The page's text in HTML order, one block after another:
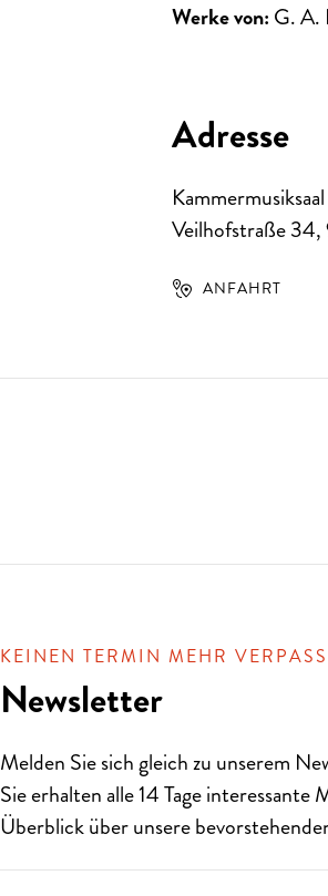
Werke von: G. A.
Adresse
Kammermusiksaal
Veilhofstraße 34,
ANFAHRT
KEINEN TERMIN MEHR
Newsletter
Melden Sie sich gleich zu unserem
Sie erhalten alle 14 Tage interessante
Überblick über unsere